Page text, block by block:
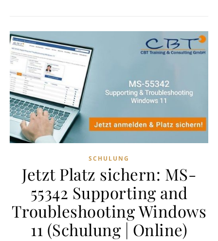
SCHULUNG
Jetzt Platz sichern: MS-
55342 Supporting and
Troubleshooting Windows
11 (Schulung | Online)